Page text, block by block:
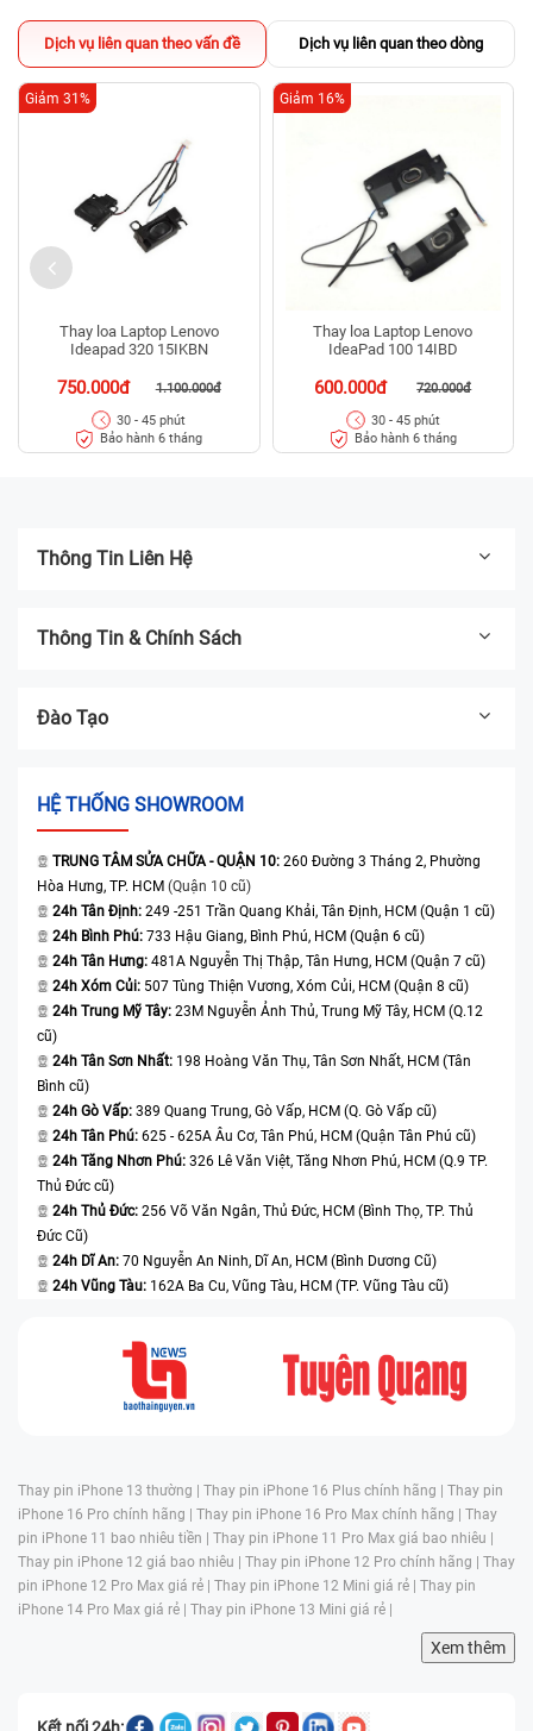
Dịch vụ liên quan theo vấn đề Dịch vụ liên quan theo dòng
Thay loa Laptop Lenovo
Ideapad 320 15IKBN
750.000đ 1.100.000đ
Giảm 31%
30 - 45 phút
Bảo hành 6 tháng
Thay loa Laptop Lenovo
IdeaPad 100 14IBD
600.000đ 720.000đ
Giảm 16%
30 - 45 phút
Bảo hành 6 tháng
Thông Tin Liên Hệ
Thông Tin & Chính Sách
Đào Tạo
HỆ THỐNG SHOWROOM
TRUNG TÂM SỬA CHỮA - QUẬN 10: 260 Đường 3 Tháng 2, Phường
Hòa Hưng, TP. HCM (Quận 10 cũ)
24h Tân Định: 249 -251 Trần Quang Khải, Tân Định, HCM (Quận 1 cũ)
24h Bình Phú: 733 Hậu Giang, Bình Phú, HCM (Quận 6 cũ)
24h Tân Hưng: 481A Nguyễn Thị Thập, Tân Hưng, HCM (Quận 7 cũ)
24h Xóm Củi: 507 Tùng Thiện Vương, Xóm Củi, HCM (Quận 8 cũ)
24h Trung Mỹ Tây: 23M Nguyễn Ảnh Thủ, Trung Mỹ Tây, HCM (Q.12
cũ)
24h Tân Sơn Nhất: 198 Hoàng Văn Thụ, Tân Sơn Nhất, HCM (Tân
Bình cũ)
24h Gò Vấp: 389 Quang Trung, Gò Vấp, HCM (Q. Gò Vấp cũ)
24h Tân Phú: 625 - 625A Âu Cơ, Tân Phú, HCM (Quận Tân Phú cũ)
24h Tăng Nhơn Phú: 326 Lê Văn Việt, Tăng Nhơn Phú, HCM (Q.9 TP.
Thủ Đức cũ)
24h Thủ Đức: 256 Võ Văn Ngân, Thủ Đức, HCM (Bình Thọ, TP. Thủ
Đức Cũ)
24h Dĩ An: 70 Nguyễn An Ninh, Dĩ An, HCM (Bình Dương Cũ)
24h Vũng Tàu: 162A Ba Cu, Vũng Tàu, HCM (TP. Vũng Tàu cũ)
Thay pin iPhone 13 thường | Thay pin iPhone 16 Plus chính hãng | Thay pin
iPhone 16 Pro chính hãng | Thay pin iPhone 16 Pro Max chính hãng | Thay
pin iPhone 11 bao nhiêu tiền | Thay pin iPhone 11 Pro Max giá bao nhiêu |
Thay pin iPhone 12 giá bao nhiêu | Thay pin iPhone 12 Pro chính hãng | Thay
pin iPhone 12 Pro Max giá rẻ | Thay pin iPhone 12 Mini giá rẻ | Thay pin
iPhone 14 Pro Max giá rẻ | Thay pin iPhone 13 Mini giá rẻ |
Xem thêm